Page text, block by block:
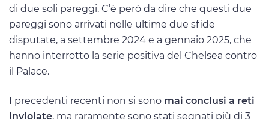
di due soli pareggi. C’è però da dire che questi due
pareggi sono arrivati nelle ultime due sfide
disputate, a settembre 2024 e a gennaio 2025, che
hanno interrotto la serie positiva del Chelsea contro
il Palace.
I precedenti recenti non si sono mai conclusi a reti
inviolate, ma raramente sono stati segnati più di 3